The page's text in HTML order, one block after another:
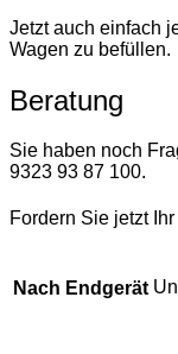
Jetzt auch einfach
Wagen zu befüllen.
Beratung
Sie haben noch
9323 93 87 100.
Fordern Sie jetzt
Nach Endgerät